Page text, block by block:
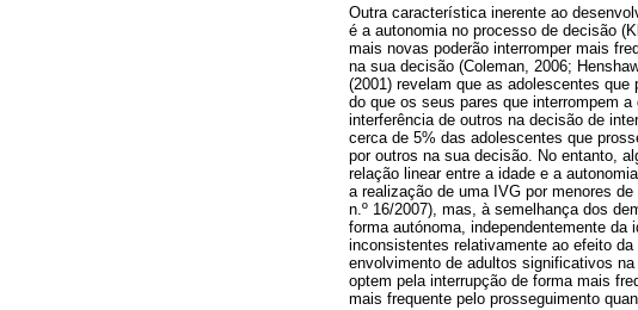
Outra característica inerente ao
é a autonomia no processo de decisão
mais novas poderão interromper mais
na sua decisão (Coleman, 2006;
(2001) revelam que as adolescentes
do que os seus pares que interrompem
interferência de outros na decisão de
cerca de 5% das adolescentes que
por outros na sua decisão. No entanto,
relação linear entre a idade e a
a realização de uma IVG por menores
n.º 16/2007), mas, à semelhança dos
forma autónoma, independentemente
inconsistentes relativamente ao efeito
envolvimento de adultos significativos
optem pela interrupção de forma mais
mais frequente pelo prosseguimento